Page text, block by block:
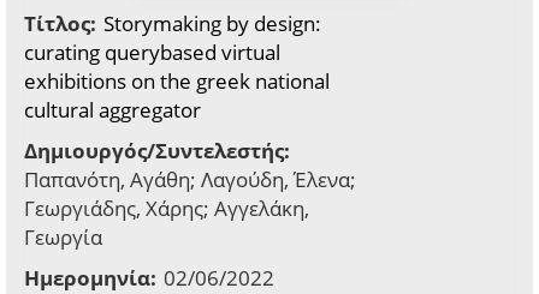
Τίτλος: Storymaking by design:
curating querybased virtual
exhibitions on the greek national
cultural aggregator
Δημιουργός/Συντελεστής:
Παπανότη, Αγάθη; Λαγούδη, Έλενα;
Γεωργιάδης, Χάρης; Αγγελάκη,
Γεωργία
Ημερομηνία: 02/06/2022